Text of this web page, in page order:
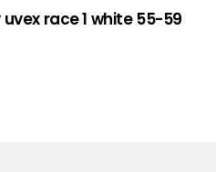
race 1 white 55-59